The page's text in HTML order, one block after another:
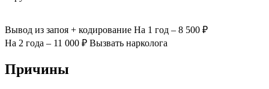
Вывод из запоя + кодирование На 1 год – 8 500 ₽
На 2 года – 11 000 ₽ Вызвать нарколога
Причины